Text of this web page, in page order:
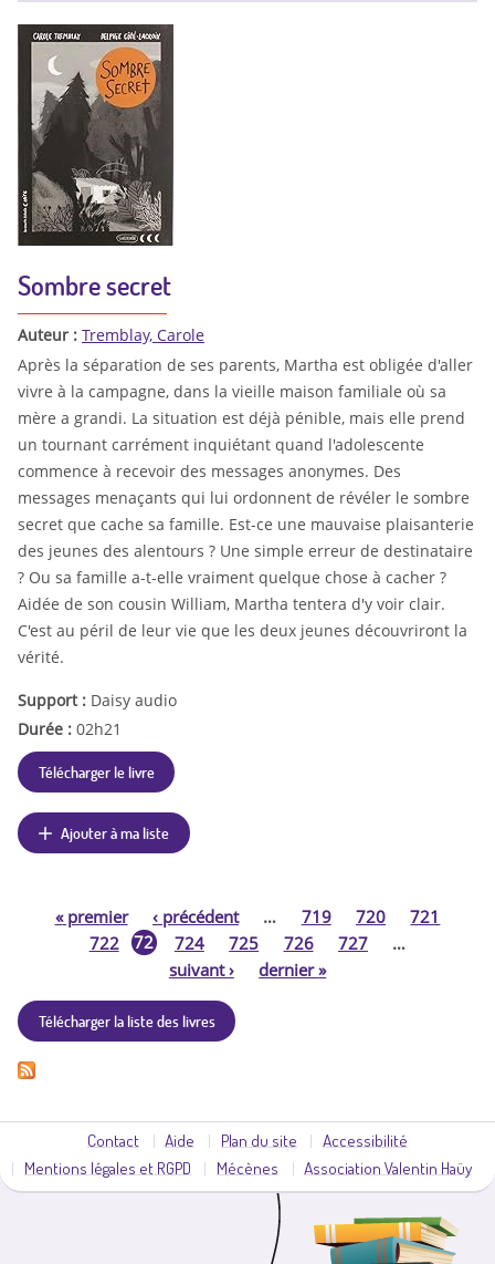
Sombre secret
Auteur : Tremblay, Carole
Après la séparation de ses parents, Martha est obligée d'aller
vivre à la campagne, dans la vieille maison familiale où sa
mère a grandi. La situation est déjà pénible, mais elle prend
un tournant carrément inquiétant quand l'adolescente
commence à recevoir des messages anonymes. Des
messages menaçants qui lui ordonnent de révéler le sombre
secret que cache sa famille. Est-ce une mauvaise plaisanterie
des jeunes des alentours ? Une simple erreur de destinataire
? Ou sa famille a-t-elle vraiment quelque chose à cacher ?
Aidée de son cousin William, Martha tentera d'y voir clair.
C'est au péril de leur vie que les deux jeunes découvriront la
vérité.
Support : Daisy audio
Durée : 02h21
Télécharger le livre
Ajouter à ma liste
g
e
s
«premier ‹précédent … 719 720
721
722
72
724 725 726 727
…
suivant› dernier»
Télécharger la liste des livres
Contact Aide Plan du site
Accessibilité
Mentions légales et RGPD
Mécènes Association Valentin Haüy